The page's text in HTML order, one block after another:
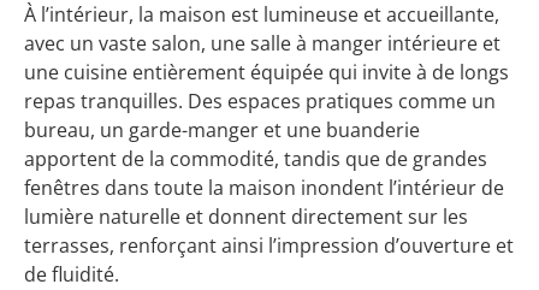
À l’intérieur, la maison est lumineuse et accueillante,
avec un vaste salon, une salle à manger intérieure et
une cuisine entièrement équipée qui invite à de longs
repas tranquilles. Des espaces pratiques comme un
bureau, un garde-manger et une buanderie
apportent de la commodité, tandis que de grandes
fenêtres dans toute la maison inondent l’intérieur de
lumière naturelle et donnent directement sur les
terrasses, renforçant ainsi l’impression d’ouverture et
de fluidité.